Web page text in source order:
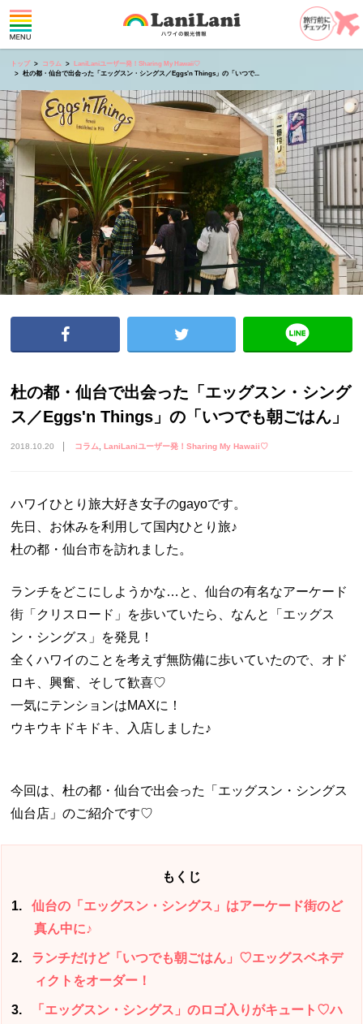
トップ コラム
LaniLaniユーザー発！Sharing My Hawaii♡
杜の都・仙台で出会った「エッグスン・シングス／Eggs'n Things」の「いつで...
杜の都・仙台で出会った「エッグスン・シング
ス／Eggs'n Things」の「いつでも朝ごはん」
2018.10.20 コラム LaniLaniユーザー発！Sharing My Hawaii♡
ハワイひとり旅大好き女子のgayoです。
先日、お休みを利用して国内ひとり旅♪
杜の都・仙台市を訪れました。
ランチをどこにしようかな…と、仙台の有名なアーケード
街「クリスロード」を歩いていたら、なんと「エッグス
ン・シングス」を発見！
全くハワイのことを考えず無防備に歩いていたので、オド
ロキ、興奮、そして歓喜♡
一気にテンションはMAXに！
ウキウキドキドキ、入店しました♪
今回は、杜の都・仙台で出会った「エッグスン・シングス
仙台店」のご紹介です♡
もくじ
1
仙台の「エッグスン・シングス」はアーケード街のど
真ん中に♪
2
ランチだけど「いつでも朝ごはん」♡エッグスベネデ
ィクトをオーダー！
3
「エッグスン・シングス」のロゴ入りがキュート♡ハ